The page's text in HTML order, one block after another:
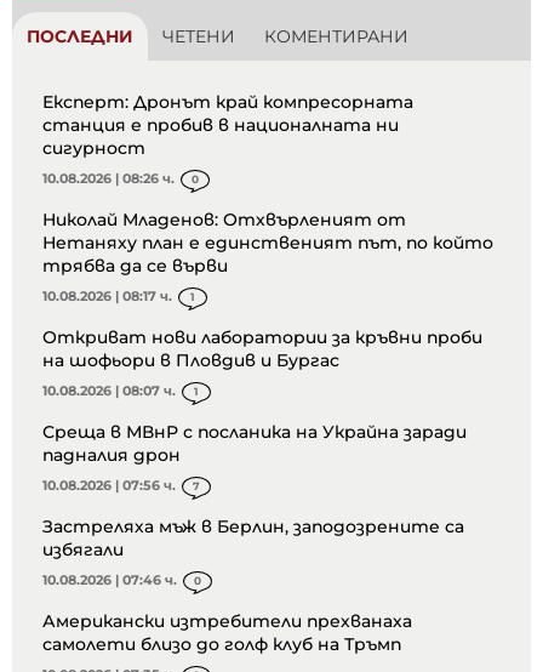
ПОСЛЕДНИ ЧЕТЕНИ КОМЕНТИРАНИ
Експерт: Дронът край компресорната
станция е пробив в националната ни
сигурност
10.08.2026 | 08:26 ч. 0
Николай Младенов: Отхвърленият от
Нетаняху план е единственият път, по който
трябва да се върви
10.08.2026 | 08:17 ч. 1
Откриват нови лаборатории за кръвни проби
на шофьори в Пловдив и Бургас
10.08.2026 | 08:07 ч. 1
Среща в МВнР с посланика на Украйна заради
падналия дрон
10.08.2026 | 07:56 ч. 7
Застреляха мъж в Берлин, заподозрените са
избягали
10.08.2026 | 07:46 ч. 0
Американски изтребители прехванаха
самолети близо до голф клуб на Тръмп